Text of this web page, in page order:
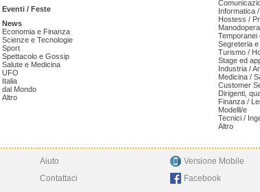
Eventi / Feste
News
Economia e Finanza
Scienze e Tecnologie
Sport
Spettacolo e Gossip
Salute e Medicina
UFO
Italia
dal Mondo
Altro
Informatica
Hostess /
Temporanei
Segreteria
Turismo /
Stage ed
Industria /
Medicina /
Customer
Dirigenti,
Finanza /
Modelli/e
Tecnici /
Altro
Aiuto
Contattaci
Versione Mobile
Facebook